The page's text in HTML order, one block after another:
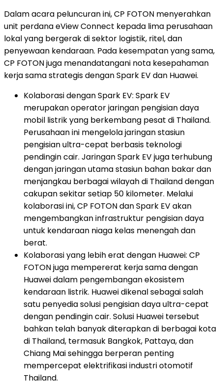
Dalam acara peluncuran ini, CP FOTON menyerahkan
unit perdana eView Connect kepada lima perusahaan
lokal yang bergerak di sektor logistik, ritel, dan
penyewaan kendaraan. Pada kesempatan yang sama,
CP FOTON juga menandatangani nota kesepahaman
kerja sama strategis dengan Spark EV dan Huawei.
Kolaborasi dengan Spark EV: Spark EV
merupakan operator jaringan pengisian daya
mobil listrik yang berkembang pesat di Thailand.
Perusahaan ini mengelola jaringan stasiun
pengisian ultra-cepat berbasis teknologi
pendingin cair. Jaringan Spark EV juga terhubung
dengan jaringan utama stasiun bahan bakar dan
menjangkau berbagai wilayah di Thailand dengan
cakupan sekitar setiap 50 kilometer. Melalui
kolaborasi ini, CP FOTON dan Spark EV akan
mengembangkan infrastruktur pengisian daya
untuk kendaraan niaga kelas menengah dan
berat.
Kolaborasi yang lebih erat dengan Huawei: CP
FOTON juga mempererat kerja sama dengan
Huawei dalam pengembangan ekosistem
kendaraan listrik. Huawei dikenal sebagai salah
satu penyedia solusi pengisian daya ultra-cepat
dengan pendingin cair. Solusi Huawei tersebut
bahkan telah banyak diterapkan di berbagai kota
di Thailand, termasuk Bangkok, Pattaya, dan
Chiang Mai sehingga berperan penting
mempercepat elektrifikasi industri otomotif
Thailand.